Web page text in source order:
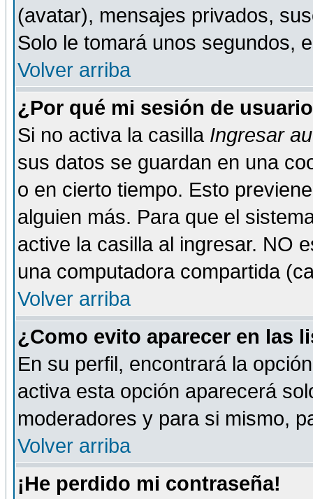
(avatar), mensajes privados,
Solo le tomará unos segundos,
Volver arriba
¿Por qué mi sesión de
Si no activa la casilla Ingresar
sus datos se guardan en una
o en cierto tiempo. Esto
alguien más. Para que el
active la casilla al ingresar. NO
una computadora compartida
Volver arriba
¿Como evito aparecer en las
En su perfil, encontrará la
activa esta opción aparecerá
moderadores y para si mismo,
Volver arriba
¡He perdido mi contraseña!